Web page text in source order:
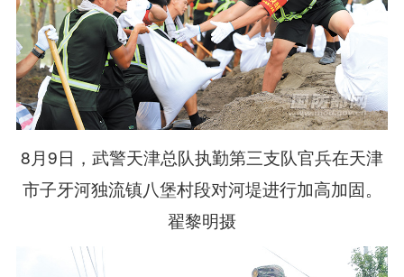
8月9日，武警天津总队执勤第三支队官兵在天津
市子牙河独流镇八堡村段对河堤进行加高加固。
翟黎明摄